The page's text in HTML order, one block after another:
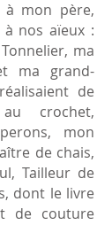
à mon père,
à nos aïeux :
ma
ma grand-
de
crochet,
mon
de chais,
Tailleur de
dont le livre
de couture